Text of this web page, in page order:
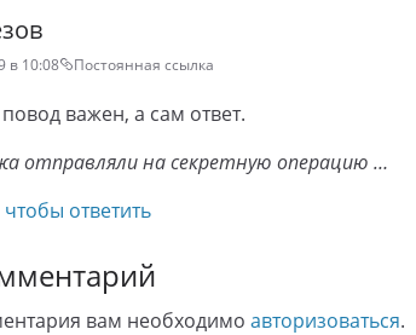
в 10:08 Постоянная ссылка
важен, а сам ответ.
отправляли на секретную операцию …
ответить
вам необходимо авторизоваться.